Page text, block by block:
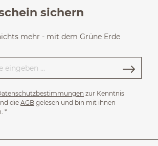
sichern
mehr - mit dem Grüne Erde
zur Kenntnis
die AGB gelesen und bin mit ihnen
*